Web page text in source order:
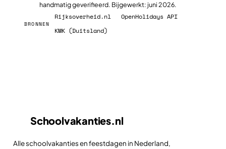
handmatig geverifieerd. Bijgewerkt: juni 2026.
BRONNEN
Rijksoverheid.nl
OpenHolidays API
KMK (Duitsland)
Schoolvakanties.nl
Alle schoolvakanties en feestdagen in Nederland,